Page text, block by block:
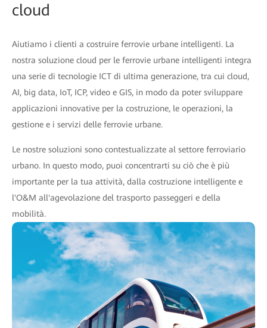
cloud
Aiutiamo i clienti a costruire ferrovie urbane intelligenti. La
nostra soluzione cloud per le ferrovie urbane intelligenti integra
una serie di tecnologie ICT di ultima generazione, tra cui cloud,
AI, big data, IoT, ICP, video e GIS, in modo da poter sviluppare
applicazioni innovative per la costruzione, le operazioni, la
gestione e i servizi delle ferrovie urbane.
Le nostre soluzioni sono contestualizzate al settore ferroviario
urbano. In questo modo, puoi concentrarti su ciò che è più
importante per la tua attività, dalla costruzione intelligente e
l'O&M all'agevolazione del trasporto passeggeri e della
mobilità.